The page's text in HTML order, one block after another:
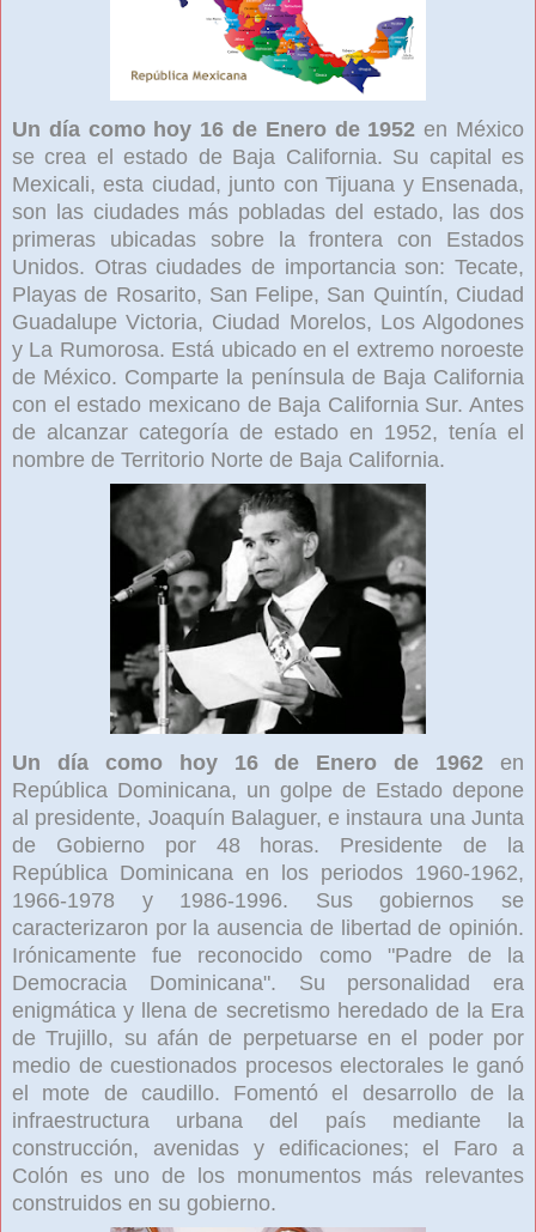
Un día como hoy 16 de Enero de 1952 en México
se crea el estado de Baja California. Su capital es
Mexicali, esta ciudad, junto con Tijuana y Ensenada,
son las ciudades más pobladas del estado, las dos
primeras ubicadas sobre la frontera con Estados
Unidos. Otras ciudades de importancia son: Tecate,
Playas de Rosarito, San Felipe, San Quintín, Ciudad
Guadalupe Victoria, Ciudad Morelos, Los Algodones
y La Rumorosa. Está ubicado en el extremo noroeste
de México. Comparte la península de Baja California
con el estado mexicano de Baja California Sur. Antes
de alcanzar categoría de estado en 1952, tenía el
nombre de Territorio Norte de Baja California.
Un día como hoy 16 de Enero de 1962 en
República Dominicana, un golpe de Estado depone
al presidente, Joaquín Balaguer, e instaura una Junta
de Gobierno por 48 horas. Presidente de la
República Dominicana en los periodos 1960-1962,
1966-1978 y 1986-1996. Sus gobiernos se
caracterizaron por la ausencia de libertad de opinión.
Irónicamente fue reconocido como "Padre de la
Democracia Dominicana". Su personalidad era
enigmática y llena de secretismo heredado de la Era
de Trujillo, su afán de perpetuarse en el poder por
medio de cuestionados procesos electorales le ganó
el mote de caudillo. Fomentó el desarrollo de la
infraestructura urbana del país mediante la
construcción, avenidas y edificaciones; el Faro a
Colón es uno de los monumentos más relevantes
construidos en su gobierno.